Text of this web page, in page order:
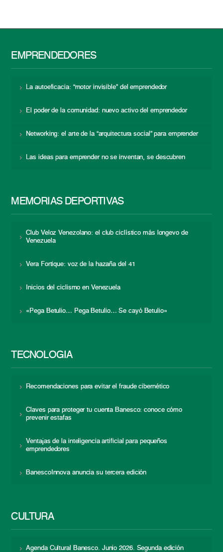
EMPRENDEDORES
La autoeficacia: “motor invisible” del emprendedor
El poder de la comunidad: nuevo activo del emprendedor
Networking: el arte de la “arquitectura social” para emprender
Las ideas para emprender no se inventan, se descubren
MEMORIAS DEPORTIVAS
Club Veloz Venezolano: el club ciclístico más longevo de
Venezuela
Vera Fortique: voz de la hazaña del 41
Inicios del ciclismo en Venezuela
«Pega Betulio… Pega Betulio… Se cayó Betulio»
TECNOLOGÍA
Recomendaciones para evitar el fraude cibernético
Claves para proteger tu cuenta Banesco: conoce cómo
prevenir estafas
Ventajas de la inteligencia artificial para pequeños
emprendedores
BanescoInnova anuncia su tercera edición
CULTURA
Agenda Cultural Banesco. Junio 2026. Segunda edición